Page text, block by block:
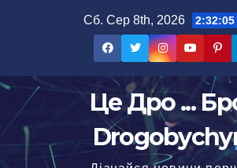
Сб. Сер 8th, 2026 2:32:06
Це Дро ...